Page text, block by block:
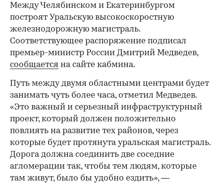
Между Челябинском и Екатеринбургом
построят Уральскую высокоскоростную
железнодорожную магистраль.
Соответствующее распоряжение подписал
премьер-министр России Дмитрий Медведев,
сообщается на сайте кабмина.
Путь между двумя областными центрами будет
занимать чуть более часа, отметил Медведев.
«Это важный и серьезный инфраструктурный
проект, который должен положительно
повлиять на развитие тех районов, через
которые будет протянута уральская магистраль.
Дорога должна соединить две соседние
агломерации так, чтобы тем людям, которые
там живут, было бы удобно ездить», —